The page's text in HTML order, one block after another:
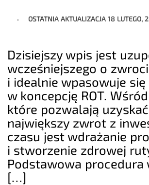
OSTATNIA AKTUALIZACJA18 LUTEGO,
Dzisiejszy wpis jest
wcześniejszego o
i idealnie wpasowuje się
w koncepcję ROT.
które pozwalają uzyskać
największy zwrot z
czasu jest wdrażanie
i stworzenie zdrowej
Podstawowa procedura
[…]